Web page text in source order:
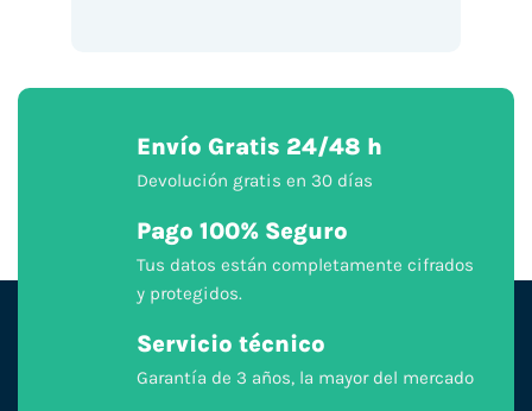
Envío Gratis 24/48 h
Devolución gratis en 30 días
Pago 100% Seguro
Tus datos están completamente cifrados
y protegidos.
Servicio técnico
Garantía de 3 años, la mayor del mercado